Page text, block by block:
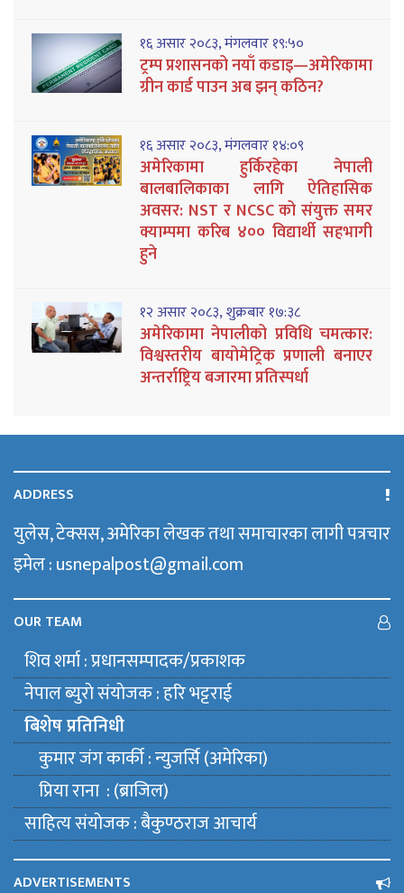
१६ असार २०८३, मंगलवार १९:५०
ट्रम्प प्रशासनको नयाँ कडाइ—अमेरिकामा
ग्रीन कार्ड पाउन अब झन् कठिन?
१६ असार २०८३, मंगलवार १४:०९
अमेरिकामा हुर्किरहेका नेपाली
बालबालिकाका लागि ऐतिहासिक
अवसर: NST र NCSC को संयुक्त समर
क्याम्पमा करिब ४०० विद्यार्थी सहभागी
हुने
१२ असार २०८३, शुक्रबार १७:३८
अमेरिकामा नेपालीको प्रविधि चमत्कार:
विश्वस्तरीय बायोमेट्रिक प्रणाली बनाएर
अन्तर्राष्ट्रिय बजारमा प्रतिस्पर्धा
ADDRESS
युलेस, टेक्सस, अमेरिका लेखक तथा समाचारका लागी पत्रचार
इमेल : usnepalpost@gmail.com
OUR TEAM
शिव शर्मा : प्रधानसम्पादक/प्रकाशक
नेपाल ब्युराे संयाेजक : हरि भट्टराई
बिशेष प्रतिनिधी
कुमार जंग कार्की : न्युजर्सि (अमेरिका)
प्रिया राना : (ब्राजिल)
साहित्य संयाेजक : बैकुण्ठराज आचार्य
ADVERTISEMENTS